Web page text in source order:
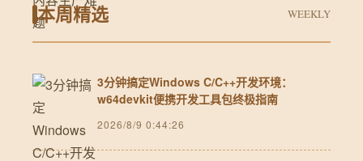
本周精选 WEEKLY
3分钟搞定Windows C/C++开发环境：
w64devkit便携开发工具包终极指南
2026/8/9 0:44:26